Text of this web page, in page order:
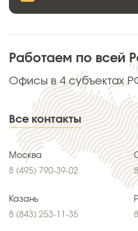
Работаем по всей
Офисы в 4 субъектах
Все контакты
Москва
8 (495) 790-39-02
Казань
8 (843) 253-11-35